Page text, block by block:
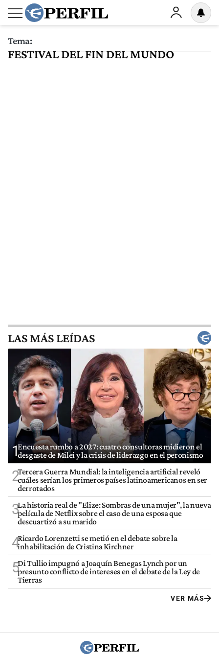
Tema:
FESTIVAL DEL FIN DEL MUNDO
LAS MÁS LEÍDAS
1Encuesta rumbo a 2027: cuatro consultoras midieron el
desgaste de Milei y la crisis de liderazgo en el peronismo
2Tercera Guerra Mundial: la inteligencia artificial reveló
cuáles serían los primeros países latinoamericanos en ser
derrotados
3La historia real de "Elize: Sombras de una mujer", la nueva
película de Netflix sobre el caso de una esposa que
descuartizó a su marido
4Ricardo Lorenzetti se metió en el debate sobre la
inhabilitación de Cristina Kirchner
5Di Tullio impugnó a Joaquín Benegas Lynch por un
presunto conflicto de intereses en el debate de la Ley de
Tierras
VER MÁS